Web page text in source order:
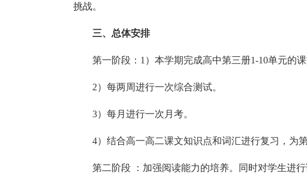
挑战。
三、总体安排
第一阶段：1）本学期完成高中第三册1-10单元的课
2）每两周进行一次综合测试。
3）每月进行一次月考。
4）结合高一高二课文知识点和词汇进行复习，为
第二阶段 ：加强阅读能力的培养。同时对学生进